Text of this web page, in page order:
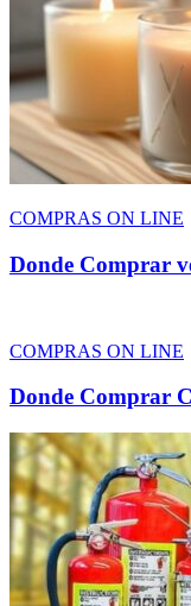
COMPRAS ON LINE
Donde Comprar
COMPRAS ON LINE
Donde Comprar